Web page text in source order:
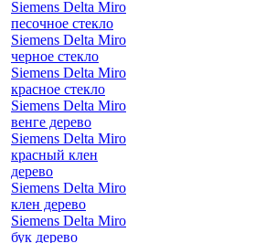
Siemens Delta Miro
песочное стекло
Siemens Delta Miro
черное стекло
Siemens Delta Miro
красное стекло
Siemens Delta Miro
венге дерево
Siemens Delta Miro
красный клен
дерево
Siemens Delta Miro
клен дерево
Siemens Delta Miro
бук дерево